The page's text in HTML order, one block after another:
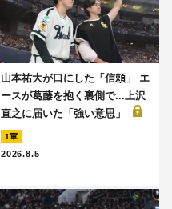
山本祐大が口にした「信頼」 エ
ースが葛藤を抱く裏側で...上沢
直之に届いた「強い意思」
1軍
2026.8.5